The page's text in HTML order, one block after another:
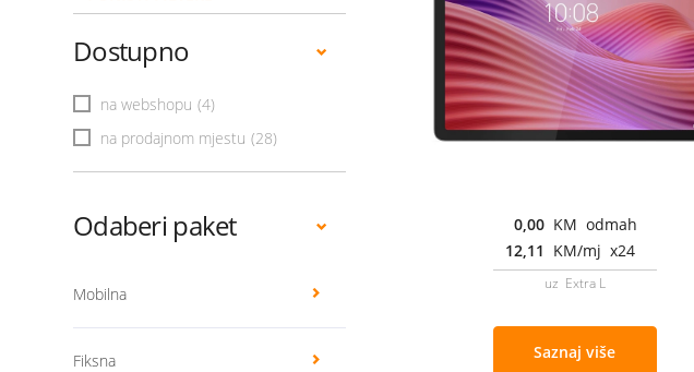
Dostupno
na webshopu (4)
na prodajnom mjestu (28)
Odaberi paket
Mobilna
Fiksna
0,00 KM odmah
12,11 KM/mj x24
uz Extra L
Saznaj više